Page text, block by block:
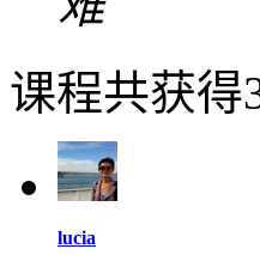
课程共获得
lucia